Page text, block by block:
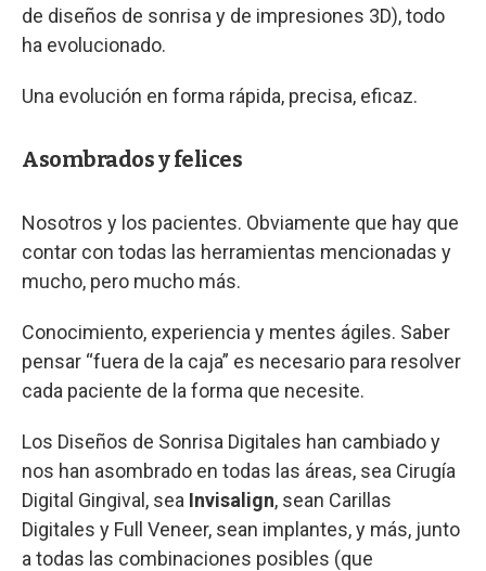
de diseños de sonrisa y de impresiones 3D), todo
ha evolucionado.
Una evolución en forma rápida, precisa, eficaz.
Asombrados y felices
Nosotros y los pacientes. Obviamente que hay que
contar con todas las herramientas mencionadas y
mucho, pero mucho más.
Conocimiento, experiencia y mentes ágiles. Saber
pensar “fuera de la caja” es necesario para resolver
cada paciente de la forma que necesite.
Los Diseños de Sonrisa Digitales han cambiado y
nos han asombrado en todas las áreas, sea Cirugía
Digital Gingival, sea Invisalign, sean Carillas
Digitales y Full Veneer, sean implantes, y más, junto
a todas las combinaciones posibles (que